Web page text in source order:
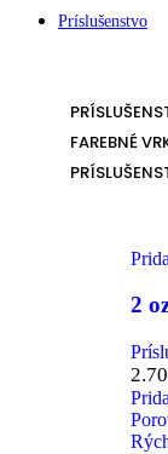
Príslušenstvo
FAREBNÉ
2
2.70